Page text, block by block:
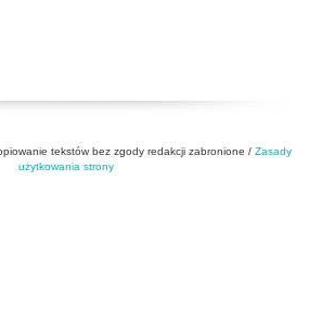
tekstów bez zgody redakcji zabronione / Zasady
użytkowania strony